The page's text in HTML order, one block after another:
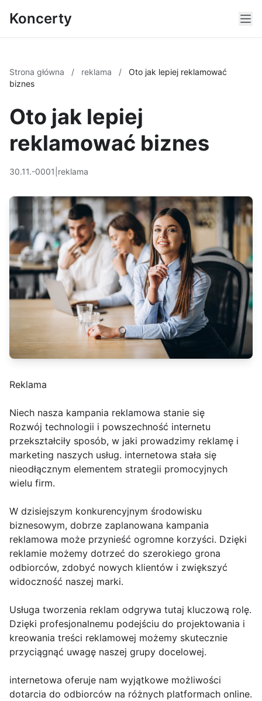
Koncerty
Strona główna / reklama /
Oto jak lepiej reklamować
biznes
Oto jak lepiej
reklamować biznes
30.11.-0001 reklama
Reklama
Niech nasza kampania reklamowa stanie się
Rozwój technologii i powszechność internetu
przekształciły sposób, w jaki prowadzimy reklamę i
marketing naszych usług. internetowa stała się
nieodłącznym elementem strategii promocyjnych
wielu firm.
W dzisiejszym konkurencyjnym środowisku
biznesowym, dobrze zaplanowana kampania
reklamowa może przynieść ogromne korzyści. Dzięki
reklamie możemy dotrzeć do szerokiego grona
odbiorców, zdobyć nowych klientów i zwiększyć
widoczność naszej marki.
Usługa tworzenia reklam odgrywa tutaj kluczową rolę.
Dzięki profesjonalnemu podejściu do projektowania i
kreowania treści reklamowej możemy skutecznie
przyciągnąć uwagę naszej grupy docelowej.
internetowa oferuje nam wyjątkowe możliwości
dotarcia do odbiorców na różnych platformach online.